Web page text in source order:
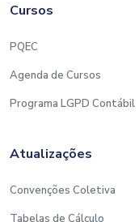
Cursos
PQEC
Agenda de Cursos
Programa LGPD Contábil
Atualizações
Convenções Coletiva
Tabelas de Cálculo